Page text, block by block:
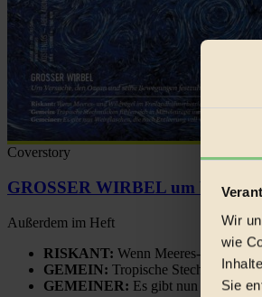
Wir
wie
Sie
Coverstory
GROSSER WIRBEL um
Außerdem im Heft
RISKANT: Wenn Meeres- und
GEMEIN: Tropische Stechmücken
GEMEINER: Es gibt nun